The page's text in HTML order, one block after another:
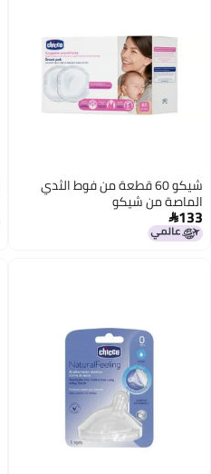
شيكو 60 قطعة من فوط الثدي
الماصة من شيكو
133